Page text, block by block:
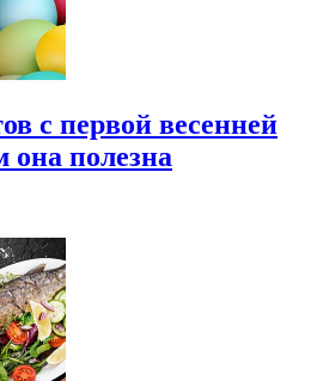
с первой весенней
она полезна